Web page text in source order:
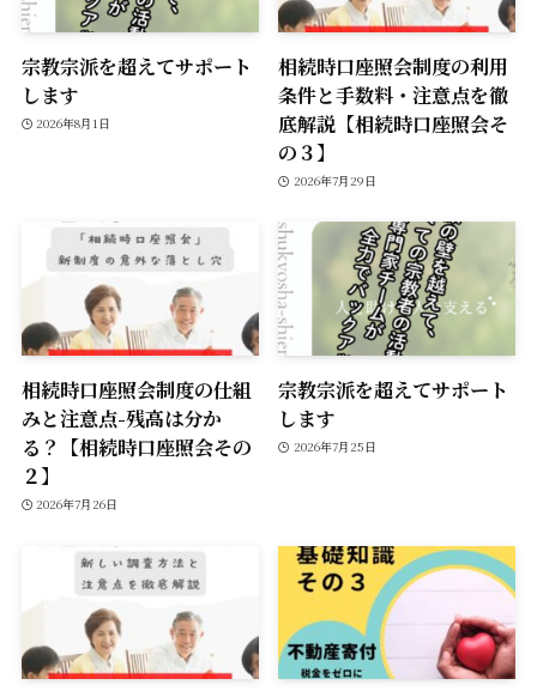
宗教宗派を超えてサポート
します
2026年8月1日
相続時口座照会制度の利用
条件と手数料・注意点を徹
底解説【相続時口座照会そ
の３】
2026年7月29日
相続時口座照会制度の仕組
みと注意点-残高は分か
る？【相続時口座照会その
２】
2026年7月26日
宗教宗派を超えてサポート
します
2026年7月25日